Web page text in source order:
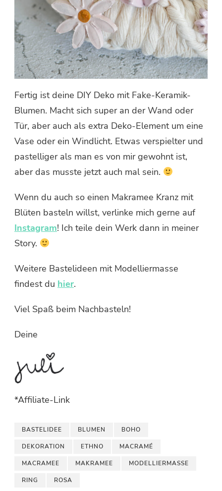
Fertig ist deine DIY Deko mit Fake-Keramik-
Blumen. Macht sich super an der Wand oder
Tür, aber auch als extra Deko-Element um eine
Vase oder ein Windlicht. Etwas verspielter und
pastelliger als man es von mir gewohnt ist,
aber das musste jetzt auch mal sein.
Wenn du auch so einen Makramee Kranz mit
Blüten basteln willst, verlinke mich gerne auf
Instagram! Ich teile dein Werk dann in meiner
Story.
Weitere Bastelideen mit Modelliermasse
findest du hier.
Viel Spaß beim Nachbasteln!
Deine
*Affiliate-Link
BASTELIDEE BLUMEN BOHO
DEKORATION ETHNO MACRAMÉ
MACRAMEE MAKRAMEE MODELLIERMASSE
RING ROSA